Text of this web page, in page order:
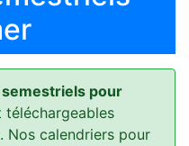
pour
Nos calendriers pour